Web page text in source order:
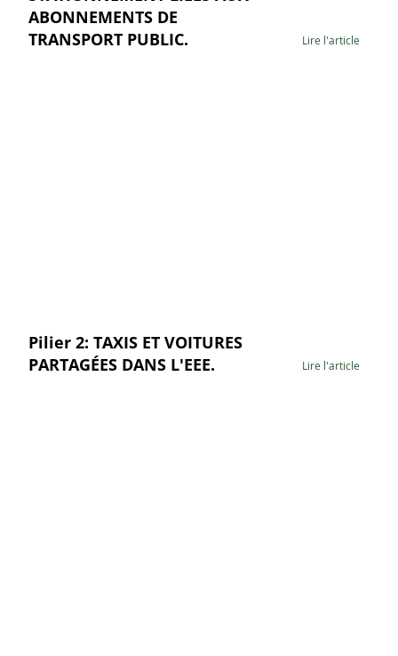
ABONNEMENTS DE
TRANSPORT PUBLIC.
Lire l'article
Pilier 2: TAXIS ET VOITURES
PARTAGÉES DANS L'EEE.
Lire l'article